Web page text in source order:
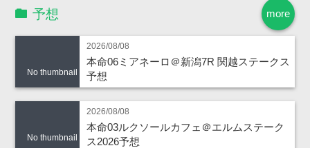
more
予想
No thumbnail
2026/08/08
本命06ミアネーロ＠新潟7R 関越ステークス
予想
No thumbnail
2026/08/08
本命03ルクソールカフェ＠エルムステーク
ス2026予想